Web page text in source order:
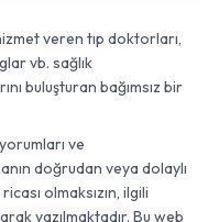
veren tıp doktorları,
vb. sağlık
buluşturan bağımsız bir
ve
doğrudan veya dolaylı
olmaksızın, ilgili
yazılmaktadır. Bu web